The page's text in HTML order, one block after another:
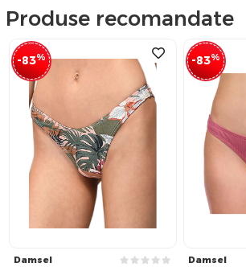
Produse recomandate
-83%
Damsel
-83%
Damsel